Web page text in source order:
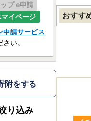
JTB
Tel
お問
＝
総
おすす
プ e申請
マイページ
申請サービス
い。
附をする
り込み